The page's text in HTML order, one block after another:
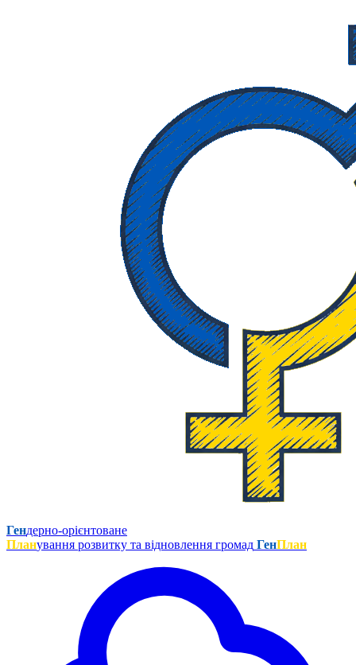
Гендерно-орієнтоване
Планування розвитку та відновлення громад ГенПлан